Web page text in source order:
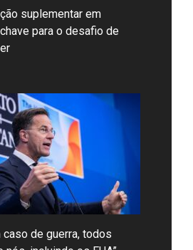
suplementar em
para o desafio de
caso de guerra, todos